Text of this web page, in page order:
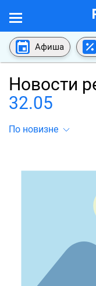
Афиша
Новости
32.05
По новизне